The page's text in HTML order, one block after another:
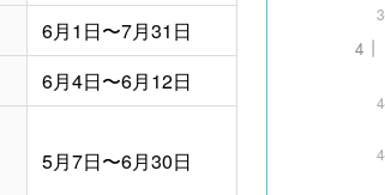
6月1日〜7月31日
6月4日〜6月12日
5月7日〜6月30日